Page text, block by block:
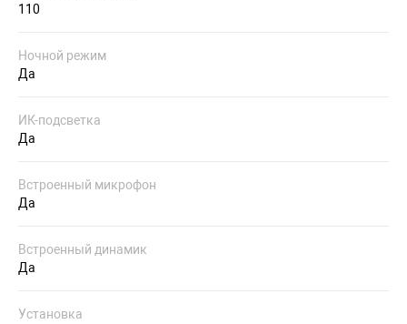
110
Ночной режим
Да
ИК-подсветка
Да
Встроенный микрофон
Да
Встроенный динамик
Да
Установка